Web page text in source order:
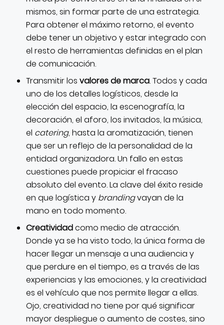
mismos, sin formar parte de una estrategia.
Para obtener el máximo retorno, el evento
debe tener un objetivo y estar integrado con
el resto de herramientas definidas en el plan
de comunicación.
Transmitir los valores de marca. Todos y cada
uno de los detalles logísticos, desde la
elección del espacio, la escenografía, la
decoración, el aforo, los invitados, la música,
el catering, hasta la aromatización, tienen
que ser un reflejo de la personalidad de la
entidad organizadora. Un fallo en estas
cuestiones puede propiciar el fracaso
absoluto del evento. La clave del éxito reside
en que logística y brandingvayan de la
mano en todo momento.
Creatividadcomo medio de atracción.
Donde ya se ha visto todo, la única forma de
hacer llegar un mensaje a una audiencia y
que perdure en el tiempo, es a través de las
experiencias y las emociones, y la creatividad
es el vehículo que nos permite llegar a ellas.
Ojo, creatividad no tiene por qué significar
mayor despliegue o aumento de costes, sino